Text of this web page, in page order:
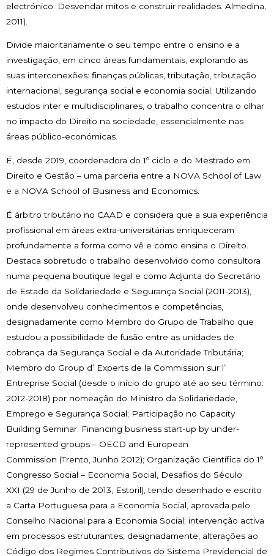
electrónico. Desvendar mitos e construir realidades. Almedina,
2011).
Divide maioritariamente o seu tempo entre o ensino e a
investigação, em cinco áreas fundamentais, explorando as
suas interconexões: finanças públicas, tributação, tributação
internacional, segurança social e economia social. Utilizando
estudos inter e multidisciplinares, o trabalho concentra o olhar
no impacto do Direito na sociedade, essencialmente nas
áreas público-económicas.
É, desde 2019, coordenadora do 1º ciclo e do Mestrado em
Direito e Gestão – uma parceria entre a NOVA School of Law
e a NOVA School of Business and Economics.
É árbitro tributário no CAAD e considera que a sua experiência
profissional em áreas extra-universitárias enriqueceram
profundamente a forma como vê e como ensina o Direito.
Destaca sobretudo o trabalho desenvolvido como consultora
numa pequena boutique legal e como Adjunta do Secretário
de Estado da Solidariedade e Segurança Social (2011-2013),
onde desenvolveu conhecimentos e competências,
designadamente como Membro do Grupo de Trabalho que
estudou a possibilidade de fusão entre as unidades de
cobrança da Segurança Social e da Autoridade Tributária;
Membro do Group d’ Experts de la Commission sur l’
Entreprise Social (desde o início do grupo até ao seu término:
2012-2018) por nomeação do Ministro da Solidariedade,
Emprego e Segurança Social; Participação no Capacity
Building Seminar: Financing business start-up by under-
represented groups – OECD and European
Commission (Trento, Junho 2012); Organização Científica do 1º
Congresso Social – Economia Social, Desafios do Século
XXI (29 de Junho de 2013, Estoril), tendo desenhado e escrito
a Carta Portuguesa para a Economia Social, aprovada pelo
Conselho Nacional para a Economia Social; intervenção activa
em processos estruturantes, designadamente, alterações ao
Código dos Regimes Contributivos do Sistema Previdencial de